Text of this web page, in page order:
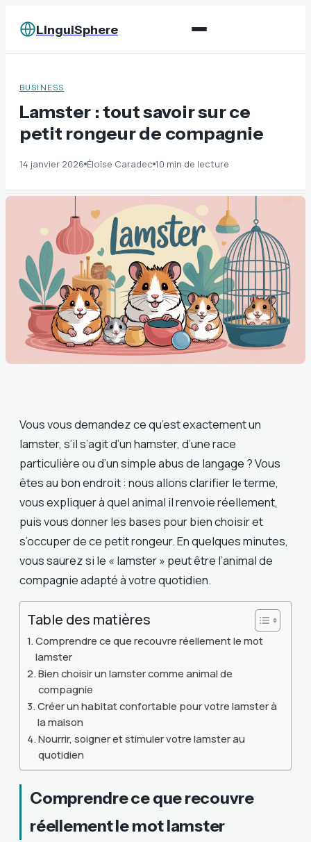
LinguiSphere
BUSINESS
Lamster : tout savoir sur ce
petit rongeur de compagnie
14 janvier 2026·Éloïse Caradec·10 min de lecture
Vous vous demandez ce qu’est exactement un
lamster, s’il s’agit d’un hamster, d’une race
particulière ou d’un simple abus de langage ? Vous
êtes au bon endroit : nous allons clarifier le terme,
vous expliquer à quel animal il renvoie réellement,
puis vous donner les bases pour bien choisir et
s’occuper de ce petit rongeur. En quelques minutes,
vous saurez si le « lamster » peut être l’animal de
compagnie adapté à votre quotidien.
Table des matières
Comprendre ce que recouvre réellement le mot
lamster
Bien choisir un lamster comme animal de
compagnie
Créer un habitat confortable pour votre lamster à
la maison
Nourrir, soigner et stimuler votre lamster au
quotidien
Comprendre ce que recouvre
réellement le mot lamster